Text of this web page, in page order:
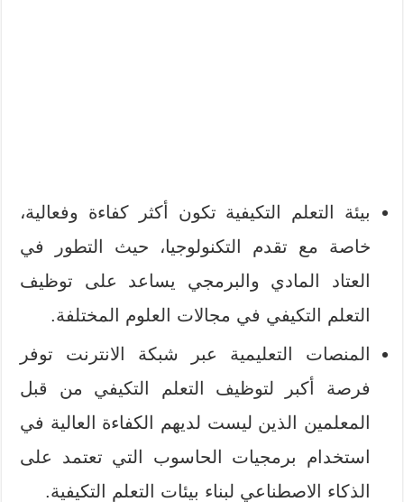
بيئة التعلم التكيفية تكون أكثر كفاءة وفعالية،
خاصة مع تقدم التكنولوجيا، حيث التطور في
العتاد المادي والبرمجي يساعد على توظيف
التعلم التكيفي في مجالات العلوم المختلفة.
المنصات التعليمية عبر شبكة الانترنت توفر
فرصة أكبر لتوظيف التعلم التكيفي من قبل
المعلمين الذين ليست لديهم الكفاءة العالية في
استخدام برمجيات الحاسوب التي تعتمد على
الذكاء الاصطناعي لبناء بيئات التعلم التكيفية.